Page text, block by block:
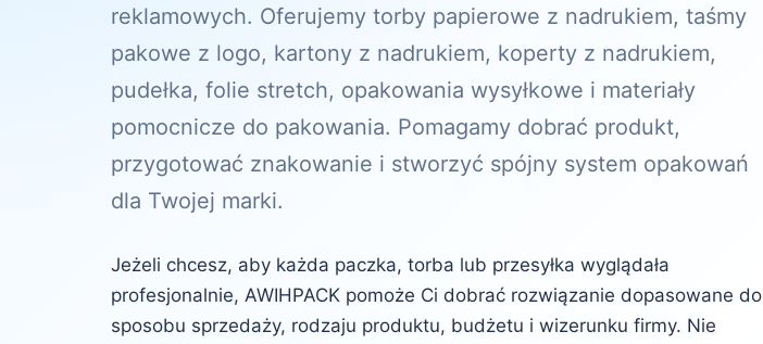
reklamowych. Oferujemy torby papierowe z nadrukiem, taśmy
pakowe z logo, kartony z nadrukiem, koperty z nadrukiem,
pudełka, folie stretch, opakowania wysyłkowe i materiały
pomocnicze do pakowania. Pomagamy dobrać produkt,
przygotować znakowanie i stworzyć spójny system opakowań
dla Twojej marki.
Jeżeli chcesz, aby każda paczka, torba lub przesyłka wyglądała
profesjonalnie, AWIHPACK pomoże Ci dobrać rozwiązanie dopasowane do
sposobu sprzedaży, rodzaju produktu, budżetu i wizerunku firmy. Nie